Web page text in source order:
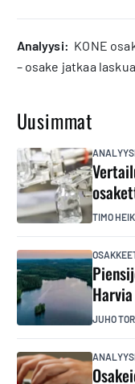
analyysi: KONE
– osake jatkaa
Uusimmat
TIMO
JUHO